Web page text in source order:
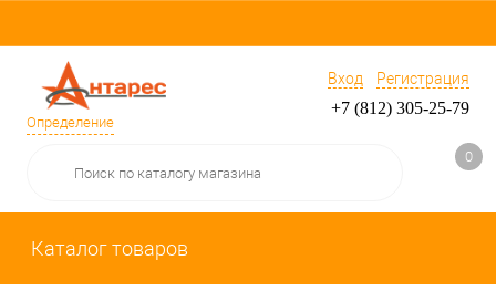
Определение
Вход Регистрация
+7 (812) 305-25-79
0
Каталог товаров